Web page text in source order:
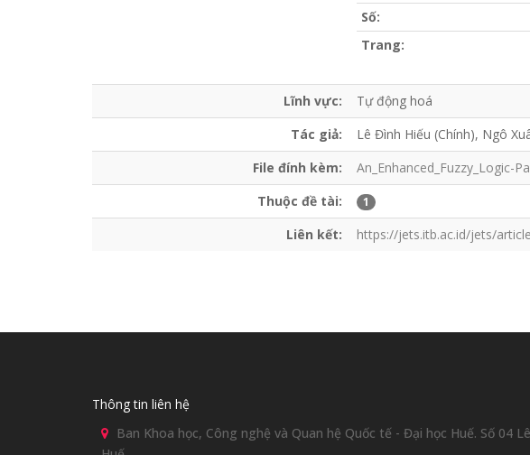
Số:
Trang:
Lĩnh vực:
Tự động hoá
Tác giả:
Lê Đình Hiếu (Chính), Ngô
File đính kèm:
An_Enhanced_Fuzzy_Logic-
Thuộc đề tài:
1
Liên kết: https://jets.itb.ac.id/jets/
Thông tin liên hệ
Ban Khoa học, Công nghệ và Quan hệ Quốc tế - Đại học Huế. Số 04